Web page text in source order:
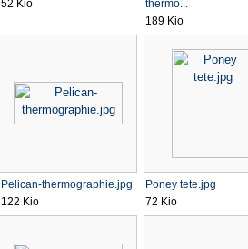
52 Kio
thermo...
189 Kio
Pelican-thermographie.jpg
122 Kio
Poney tete.jpg
72 Kio